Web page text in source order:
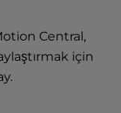
Central,
için